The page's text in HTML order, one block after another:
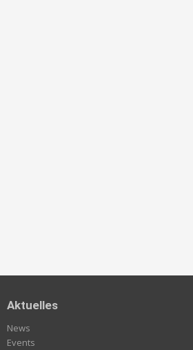
Aktuelles
News
Events